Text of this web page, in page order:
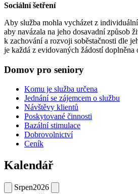
Sociální šetření
Aby služba mohla vycházet z
aby navázala na jeho dosavadní způsob
k zachování a rozvoji soběstačnosti dle
je každá z evidovaných žádostí doplněna
Domov pro seniory
Komu je služba určena
Jednání se zájemcem o službu
Návštěvy klientů
Poskytované činnosti
Bazální stimulace
Dobrovolnictví
Ceník
Kalendář
Srpen2026